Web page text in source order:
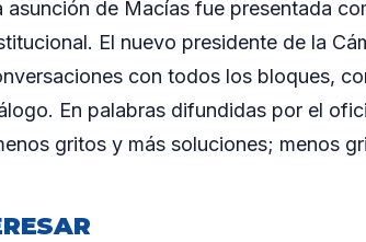
asunción de Macías fue presentada
El nuevo presidente de la
con todos los bloques,
En palabras difundidas por el
gritos y más soluciones; menos